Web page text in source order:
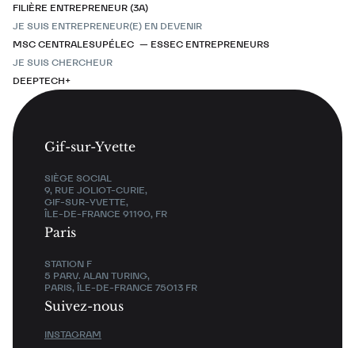
FILIÈRE ENTREPRENEUR (3A)
JE SUIS ENTREPRENEUR(E) EN DEVENIR
MSC CENTRALESUPÉLEC — ESSEC ENTREPRENEURS
JE SUIS CHERCHEUR
DEEPTECH+
Gif-sur-Yvette
SIÈGE SOCIAL
9, RUE JOLIOT-CURIE,
GIF-SUR-YVETTE,
ÎLE-DE-FRANCE 91190, FR
Paris
STATION F
5 PARV. ALAN TURING,
PARIS, ÎLE-DE-FRANCE 75013 FR
Suivez-nous
INSTAGRAM